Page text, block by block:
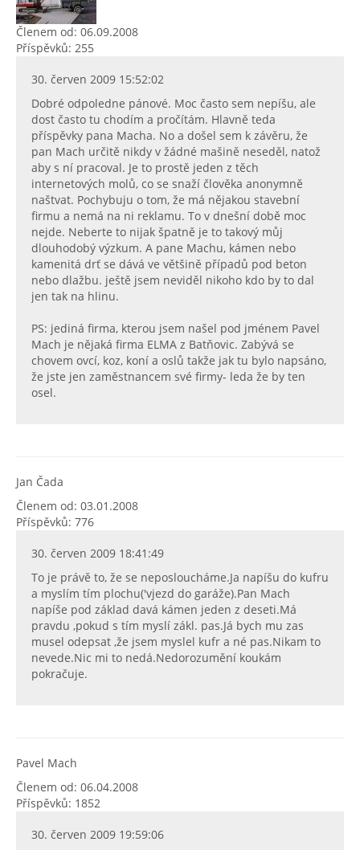
Členem od: 06.09.2008
Příspěvků: 255
30. červen 2009 15:52:02
Dobré odpoledne pánové. Moc často sem nepíšu, ale
dost často tu chodím a pročítám. Hlavně teda
příspěvky pana Macha. No a došel sem k závěru, že
pan Mach určitě nikdy v žádné mašině neseděl, natož
aby s ní pracoval. Je to prostě jeden z těch
internetových molů, co se snaží člověka anonymně
naštvat. Pochybuju o tom, že má nějakou stavební
firmu a nemá na ni reklamu. To v dnešní době moc
nejde. Neberte to nijak špatně je to takový můj
dlouhodobý výzkum. A pane Machu, kámen nebo
kamenitá drť se dává ve většině případů pod beton
nebo dlažbu. ještě jsem neviděl nikoho kdo by to dal
jen tak na hlinu.
PS: jediná firma, kterou jsem našel pod jménem Pavel
Mach je nějaká firma ELMA z Batňovic. Zabývá se
chovem ovcí, koz, koní a oslů takže jak tu bylo napsáno,
že jste jen zaměstnancem své firmy- leda že by ten
osel.
Jan Čada
Členem od: 03.01.2008
Příspěvků: 776
30. červen 2009 18:41:49
To je právě to, že se neposloucháme.Ja napíšu do kufru
a myslím tím plochu('vjezd do garáže).Pan Mach
napíše pod základ davá kámen jeden z deseti.Má
pravdu ,pokud s tím myslí zákl. pas.Já bych mu zas
musel odepsat ,že jsem myslel kufr a né pas.Nikam to
nevede.Nic mi to nedá.Nedorozumění koukám
pokračuje.
Pavel Mach
Členem od: 06.04.2008
Příspěvků: 1852
30. červen 2009 19:59:06